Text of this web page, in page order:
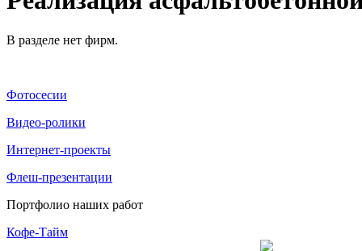
В разделе нет фирм.
Фотосесии
Видео-ролики
Интернет-проекты
Флеш-презентации
Портфолио наших работ
Кофе-Тайм